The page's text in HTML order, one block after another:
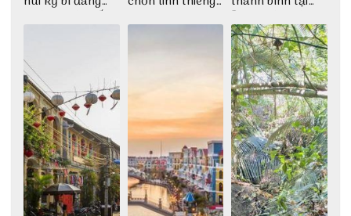
khám phá nhất
thiền định
Đảo Phú Quý